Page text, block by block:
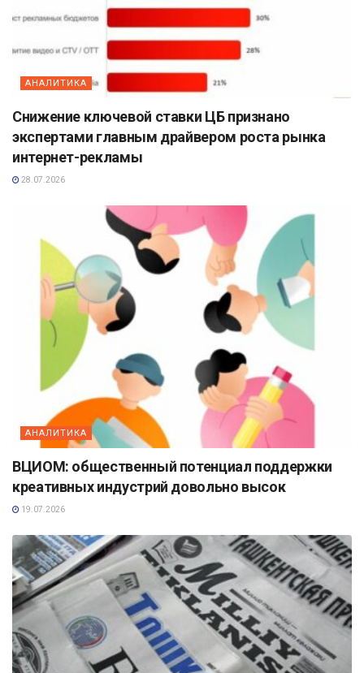
АНАЛИТИКА
Снижение ключевой ставки ЦБ признано
экспертами главным драйвером роста рынка
интернет-рекламы
28.07.2026
АНАЛИТИКА
ВЦИОМ: общественный потенциал поддержки
креативных индустрий довольно высок
19.07.2026